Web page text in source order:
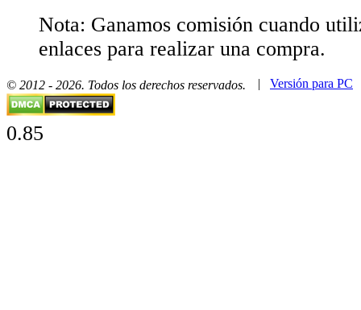
Nota: Ganamos comisión cuando
enlaces para realizar una compra.
© 2012 - 2026. Todos los derechos reservados. | Versión para PC
0.85